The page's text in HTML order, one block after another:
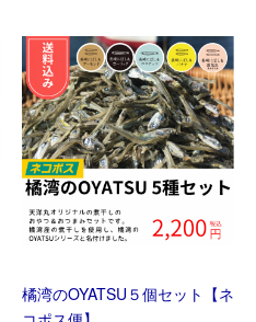
橘湾のOYATSU５個セット【ネ